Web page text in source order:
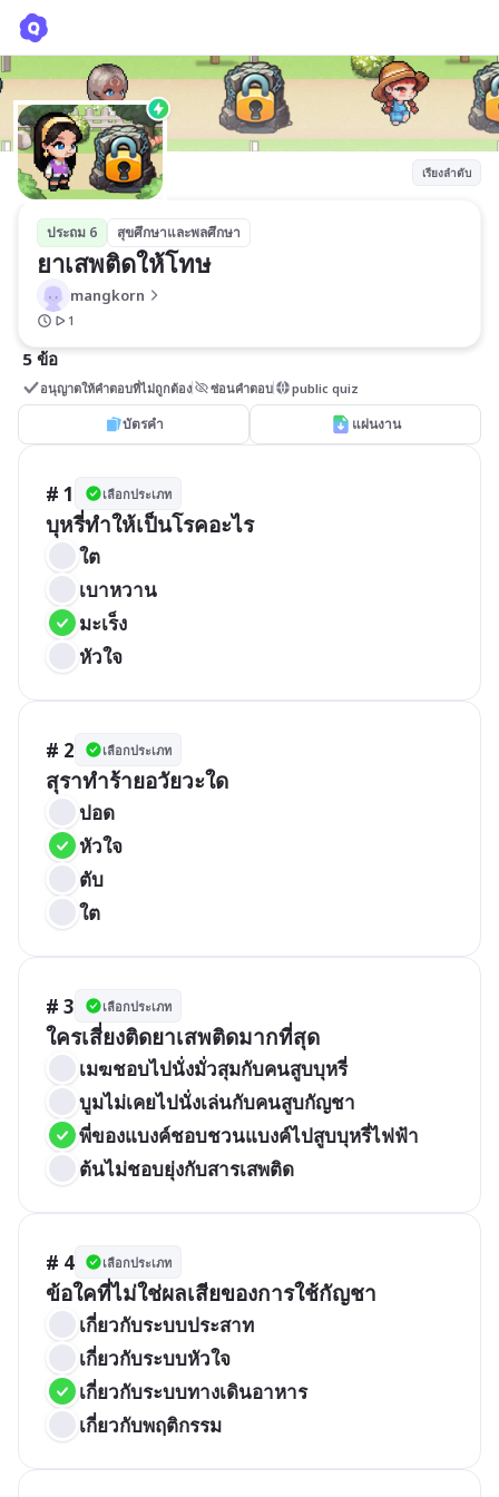
เรียงลำดับ
ประถม 6 สุขศึกษาและพลศึกษา
ยาเสพติดให้โทษ
mangkorn
1
5 ข้อ
อนุญาตให้คำตอบที่ไม่ถูกต้อง ซ่อนคำตอบ public quiz
บัตรคำ แผ่นงาน
# 1 เลือกประเภท
บุหรี่ทำให้เป็นโรคอะไร
ใต
เบาหวาน
มะเร็ง
หัวใจ
# 2 เลือกประเภท
สุราทำร้ายอวัยวะใด
ปอด
หัวใจ
ตับ
ใต
# 3 เลือกประเภท
ใครเสี่ยงติดยาเสพติดมากที่สุด
เมฆชอบไปนั่งมั่วสุมกับคนสูบบุหรี่
บูมไม่เคยไปนั่งเล่นกับคนสูบกัญชา
พี่ของแบงค์ชอบชวนแบงค์ไปสูบบุหรี่ไฟฟ้า
ต้นไม่ชอบยุ่งกับสารเสพติด
# 4 เลือกประเภท
ข้อใคที่ไม่ใช่ผลเสียของการใช้กัญชา
เกี่ยวกับระบบประสาท
เกี่ยวกับระบบหัวใจ
เกี่ยวกับระบบทางเดินอาหาร
เกี่ยวกับพฤติกรรม